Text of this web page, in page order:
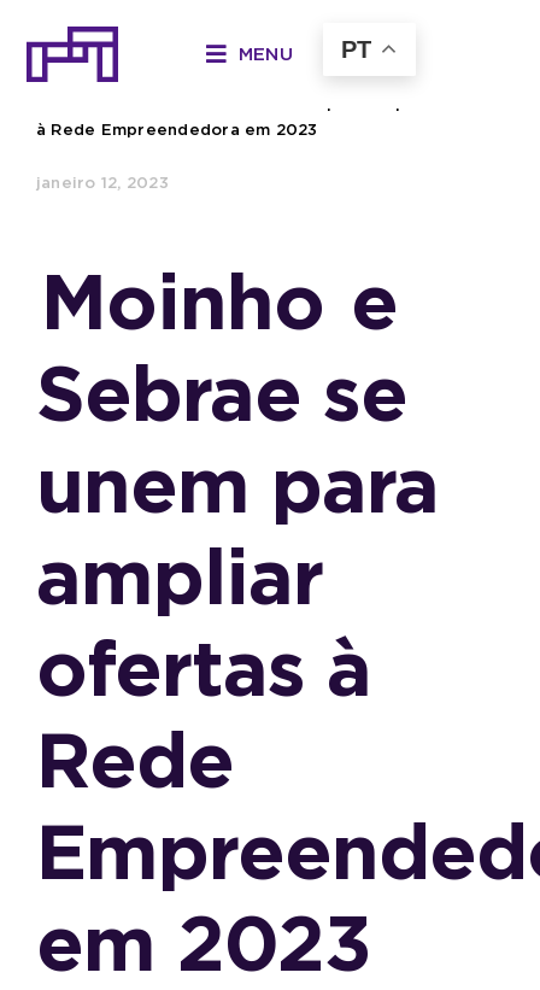
para
MENU PT
à Rede Empreendedora em 2023
janeiro 12, 2023
Moinho e
Sebrae se
unem para
ampliar
ofertas à
Rede
em 2023